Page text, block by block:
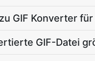
GIF Konverter
GIF-Datei